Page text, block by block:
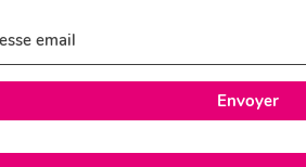
email
Envoyer